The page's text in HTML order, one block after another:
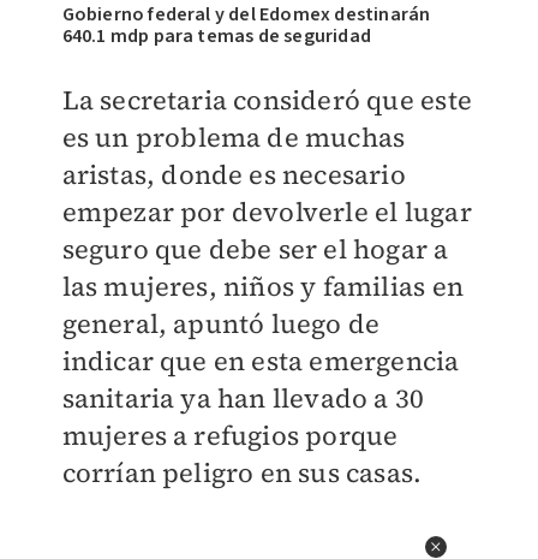
Gobierno federal y del Edomex destinarán
640.1 mdp para temas de seguridad
La secretaria consideró que este
es un problema de muchas
aristas, donde es necesario
empezar por devolverle el lugar
seguro que debe ser el hogar a
las mujeres, niños y familias en
general, apuntó luego de
indicar que en esta emergencia
sanitaria ya han llevado a 30
mujeres a refugios porque
corrían peligro en sus casas.